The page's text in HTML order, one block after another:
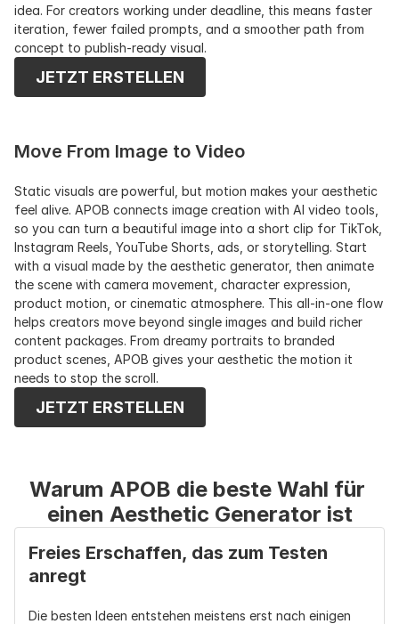
idea. For creators working under deadline, this means faster
iteration, fewer failed prompts, and a smoother path from
concept to publish-ready visual.
JETZT ERSTELLEN
Move From Image to Video
Static visuals are powerful, but motion makes your aesthetic
feel alive. APOB connects image creation with AI video tools,
so you can turn a beautiful image into a short clip for TikTok,
Instagram Reels, YouTube Shorts, ads, or storytelling. Start
with a visual made by the aesthetic generator, then animate
the scene with camera movement, character expression,
product motion, or cinematic atmosphere. This all-in-one flow
helps creators move beyond single images and build richer
content packages. From dreamy portraits to branded
product scenes, APOB gives your aesthetic the motion it
needs to stop the scroll.
JETZT ERSTELLEN
Warum APOB die beste Wahl für
einen Aesthetic Generator ist
Freies Erschaffen, das zum Testen
anregt
Die besten Ideen entstehen meistens erst nach einigen